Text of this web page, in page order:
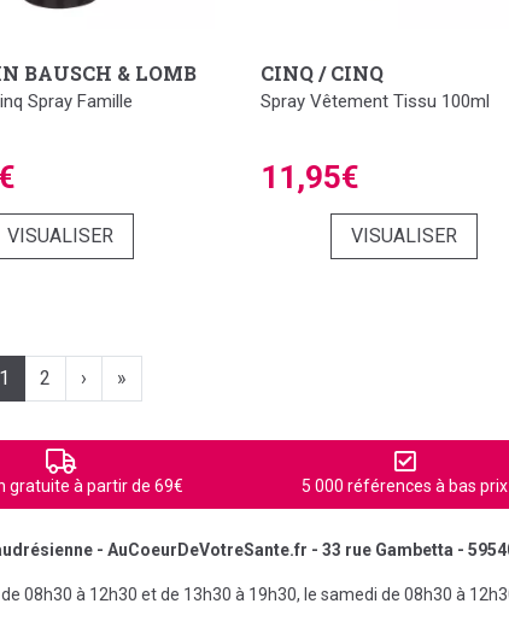
BAUSCH & LOMB
Spray Famille
VISUALISER
CINQ / CINQ
Spray Vêtement Tissu 100ml
11,95€
VISUALISER
1 2 › »
gratuite à partir de 69€ 5 000 références à bas prix
- AuCoeurDeVotreSante.fr - 33 rue Gambetta -
08h30 à 12h30 et de 13h30 à 19h30, le samedi de 08h30 à